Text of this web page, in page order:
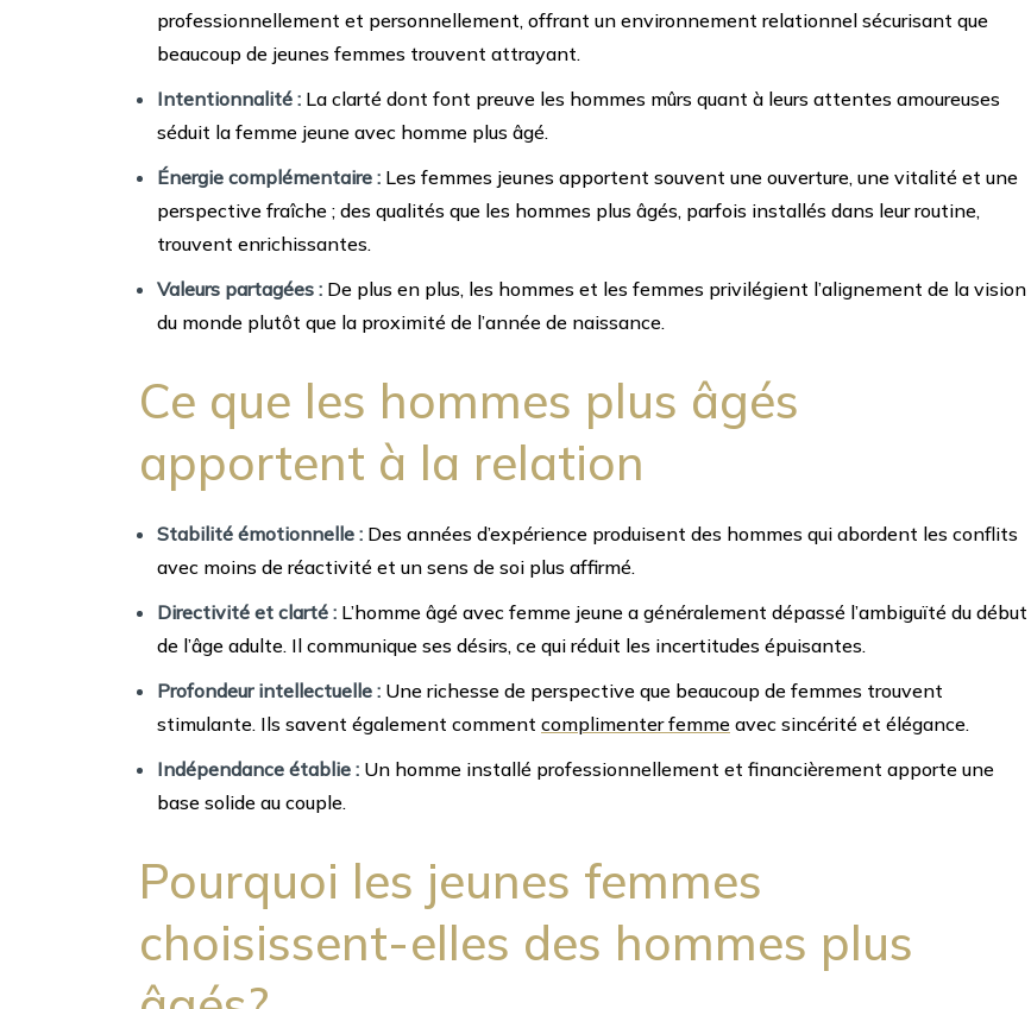
professionnellement et personnellement, offrant un environnement relationnel sécurisant que
beaucoup de jeunes femmes trouvent attrayant.
Intentionnalité : La clarté dont font preuve les hommes mûrs quant à leurs attentes amoureuses
séduit la femme jeune avec homme plus âgé.
Énergie complémentaire : Les femmes jeunes apportent souvent une ouverture, une vitalité et une
perspective fraîche ; des qualités que les hommes plus âgés, parfois installés dans leur routine,
trouvent enrichissantes.
Valeurs partagées : De plus en plus, les hommes et les femmes privilégient l’alignement de la vision
du monde plutôt que la proximité de l’année de naissance.
Ce que les hommes plus âgés
apportent à la relation
Stabilité émotionnelle : Des années d’expérience produisent des hommes qui abordent les conflits
avec moins de réactivité et un sens de soi plus affirmé.
Directivité et clarté : L’homme âgé avec femme jeune a généralement dépassé l’ambiguïté du début
de l’âge adulte. Il communique ses désirs, ce qui réduit les incertitudes épuisantes.
Profondeur intellectuelle : Une richesse de perspective que beaucoup de femmes trouvent
stimulante. Ils savent également comment complimenter femme avec sincérité et élégance.
Indépendance établie : Un homme installé professionnellement et financièrement apporte une
base solide au couple.
Pourquoi les jeunes femmes
choisissent-elles des hommes plus